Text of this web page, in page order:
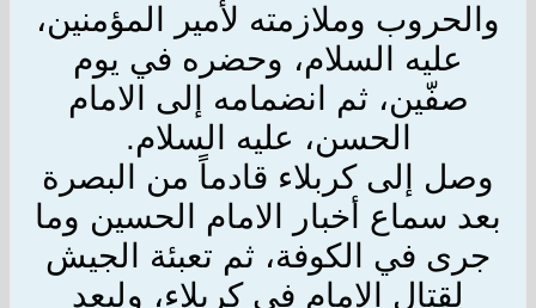
والحروب وملازمته لأمير المؤمنين،
عليه السلام، وحضره في يوم
صفّين، ثم انضمامه إلى الامام
الحسن، عليه السلام.
وصل إلى كربلاء قادماً من البصرة
بعد سماع أخبار الامام الحسين وما
جرى في الكوفة، ثم تعبئة الجيش
لقتال الامام في كربلاء، ولبعد